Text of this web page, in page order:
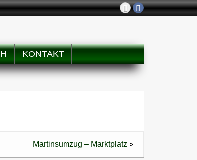
KONTAKT
Martinsumzug – Marktplatz »